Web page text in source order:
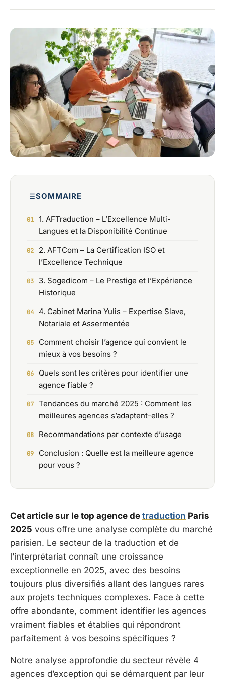
SOMMAIRE
1. AFTraduction – L’Excellence Multi-
Langues et la Disponibilité Continue
2. AFTCom – La Certification ISO et
l’Excellence Technique
3. Sogedicom – Le Prestige et l’Expérience
Historique
4. Cabinet Marina Yulis – Expertise Slave,
Notariale et Assermentée
Comment choisir l’agence qui convient le
mieux à vos besoins ?
Quels sont les critères pour identifier une
agence fiable ?
Tendances du marché 2025 : Comment les
meilleures agences s’adaptent-elles ?
Recommandations par contexte d’usage
Conclusion : Quelle est la meilleure agence
pour vous ?
Cet article sur le top agence de traduction Paris
2025 vous offre une analyse complète du marché
parisien. Le secteur de la traduction et de
l’interprétariat connaît une croissance
exceptionnelle en 2025, avec des besoins
toujours plus diversifiés allant des langues rares
aux projets techniques complexes. Face à cette
offre abondante, comment identifier les agences
vraiment fiables et établies qui répondront
parfaitement à vos besoins spécifiques ?
Notre analyse approfondie du secteur révèle 4
agences d’exception qui se démarquent par leur